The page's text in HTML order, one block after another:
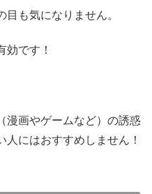
も気になりません。
効です！
漫画やゲームなど）の誘惑
にはおすすめしません！